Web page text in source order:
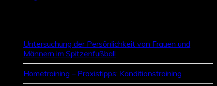
Untersuchung der Persönlichkeit von Frauen und
Männern im Spitzenfußball
Hometraining – Praxistipps: Konditionstraining